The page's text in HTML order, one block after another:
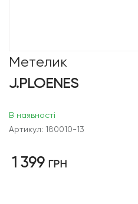
Метелик
J.PLOENES
В наявності
Артикул: 180010-13
1 399 ГРН